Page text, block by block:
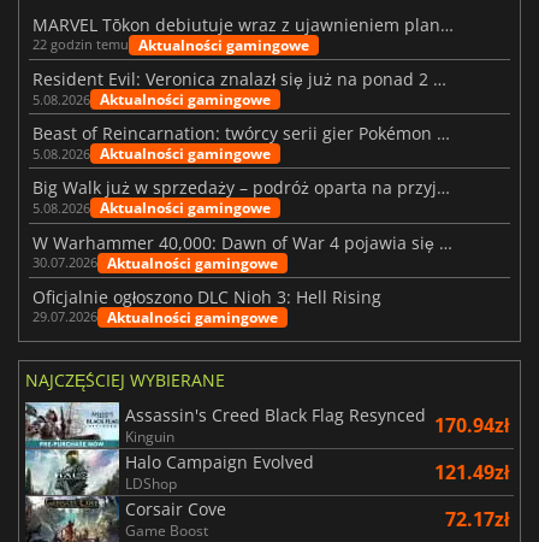
MARVEL Tōkon debiutuje wraz z ujawnieniem planu rozwoju na pierwszy rok
22 godzin temu Aktualności gamingowe
Resident Evil: Veronica znalazł się już na ponad 2 milionach list życzeń
5.08.2026 Aktualności gamingowe
Beast of Reincarnation: twórcy serii gier Pokémon wkraczają na nową ścieżkę
5.08.2026 Aktualności gamingowe
Big Walk już w sprzedaży – podróż oparta na przyjaźni
5.08.2026 Aktualności gamingowe
W Warhammer 40,000: Dawn of War 4 pojawia się frakcja Nekronów
30.07.2026 Aktualności gamingowe
Oficjalnie ogłoszono DLC Nioh 3: Hell Rising
29.07.2026 Aktualności gamingowe
NAJCZĘŚCIEJ WYBIERANE
Assassin's Creed Black Flag Resynced
Kinguin 170.94zł
Halo Campaign Evolved
LDShop 121.49zł
Corsair Cove
Game Boost 72.17zł